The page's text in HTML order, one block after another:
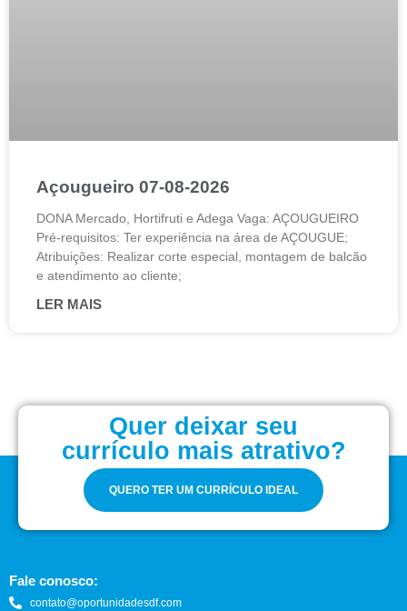
Açougueiro 07-08-2026
DONA Mercado, Hortifruti e Adega Vaga: AÇOUGUEIRO
Pré-requisitos: Ter experiência na área de AÇOUGUE;
Atribuições: Realizar corte especial, montagem de balcão
e atendimento ao cliente;
LER MAIS
Quer deixar seu
currículo mais atrativo?
QUERO TER UM CURRÍCULO IDEAL
Fale conosco:
contato@oportunidadesdf.com